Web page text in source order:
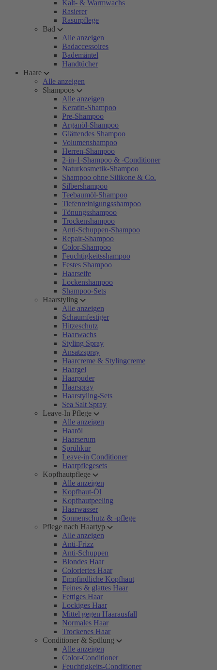
Kalt- & Warmwachs
Rasierer
Rasurpflege
Bad
Alle anzeigen
Badaccessoires
Bademäntel
Handtücher
Haare
Alle anzeigen
Shampoos
Alle anzeigen
Keratin-Shampoo
Pre-Shampoo
Arganöl-Shampoo
Glättendes Shampoo
Volumenshampoo
Herren-Shampoo
2-in-1-Shampoo & -Conditioner
Naturkosmetik-Shampoo
Shampoo ohne Silikone & Co.
Silbershampoo
Teebaumöl-Shampoo
Tiefenreinigungsshampoo
Tönungsshampoo
Trockenshampoo
Anti-Schuppen-Shampoo
Repair-Shampoo
Color-Shampoo
Feuchtigkeitsshampoo
Festes Shampoo
Haarseife
Lockenshampoo
Shampoo-Sets
Haarstyling
Alle anzeigen
Schaumfestiger
Hitzeschutz
Haarwachs
Styling Spray
Ansatzspray
Haarcreme & Stylingcreme
Haargel
Haarpuder
Haarspray
Haarstyling-Sets
Sea Salt Spray
Leave-In Pflege
Alle anzeigen
Haaröl
Haarserum
Sprühkur
Leave-in Conditioner
Haarpflegesets
Kopfhautpflege
Alle anzeigen
Kopfhaut-Öl
Kopfhautpeeling
Haarwasser
Sonnenschutz & -pflege
Pflege nach Haartyp
Alle anzeigen
Anti-Frizz
Anti-Schuppen
Blondes Haar
Coloriertes Haar
Empfindliche Kopfhaut
Feines & glattes Haar
Fettiges Haar
Lockiges Haar
Mittel gegen Haarausfall
Normales Haar
Trockenes Haar
Conditioner & Spülung
Alle anzeigen
Color-Conditioner
Feuchtigkeits-Conditioner